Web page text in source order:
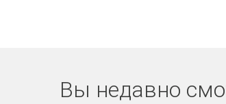
Вы недавно